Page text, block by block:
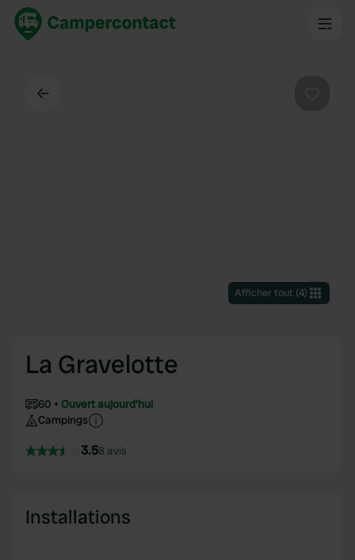
Afficher tout(4)
La Gravelotte
60
Ouvert aujourd'hui
Campings
3.58 avis
Installations